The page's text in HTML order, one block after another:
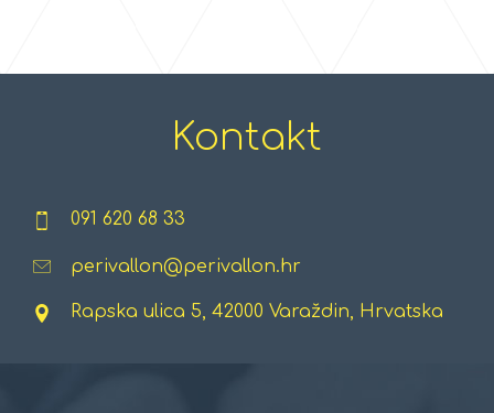
Kontakt
091 620 68 33
perivallon@perivallon.hr
Rapska ulica 5, 42000 Varaždin, Hrvatska